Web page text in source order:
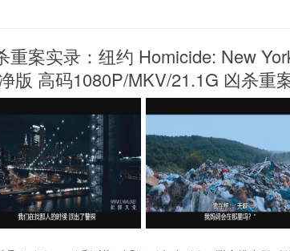
重案实录：纽约 Homicide: New
版 高码1080P/MKV/21.1G 凶杀重